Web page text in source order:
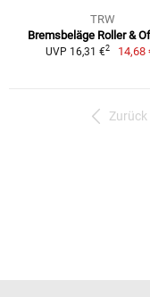
TRW
Bremsbeläge Roller &
UVP 16,31 €2 14,68
Zurück